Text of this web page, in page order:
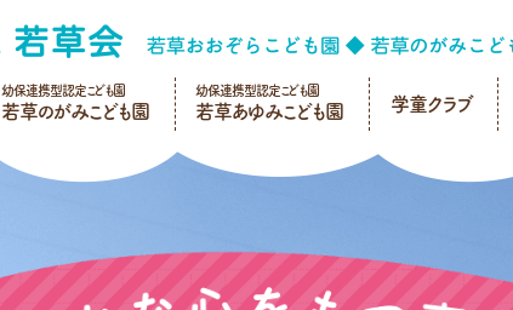
幼保連携型認定こども園
若草のがみこども園
幼保連携型認定こども園
若草あゆみこども園 学童クラブ